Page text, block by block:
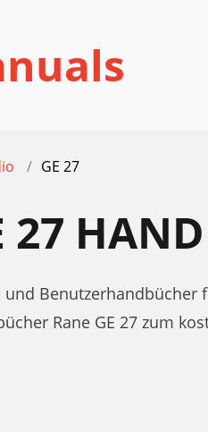
GE 27
27
Benutzerhandbücher
Rane GE 27 zum